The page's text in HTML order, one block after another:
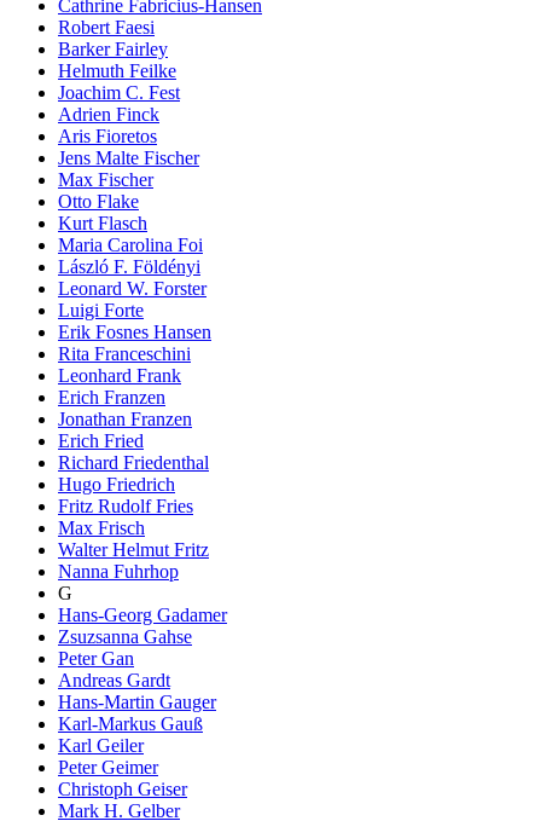
Cathrine Fabricius-Hansen
Robert Faesi
Barker Fairley
Helmuth Feilke
Joachim C. Fest
Adrien Finck
Aris Fioretos
Jens Malte Fischer
Max Fischer
Otto Flake
Kurt Flasch
Maria Carolina Foi
László F. Földényi
Leonard W. Forster
Luigi Forte
Erik Fosnes Hansen
Rita Franceschini
Leonhard Frank
Erich Franzen
Jonathan Franzen
Erich Fried
Richard Friedenthal
Hugo Friedrich
Fritz Rudolf Fries
Max Frisch
Walter Helmut Fritz
Nanna Fuhrhop
G
Hans-Georg Gadamer
Zsuzsanna Gahse
Peter Gan
Andreas Gardt
Hans-Martin Gauger
Karl-Markus Gauß
Karl Geiler
Peter Geimer
Christoph Geiser
Mark H. Gelber